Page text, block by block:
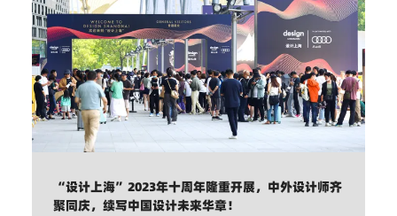
“设计上海”2023年十周年隆重开展，中外设计师齐
聚同庆，续写中国设计未来华章！